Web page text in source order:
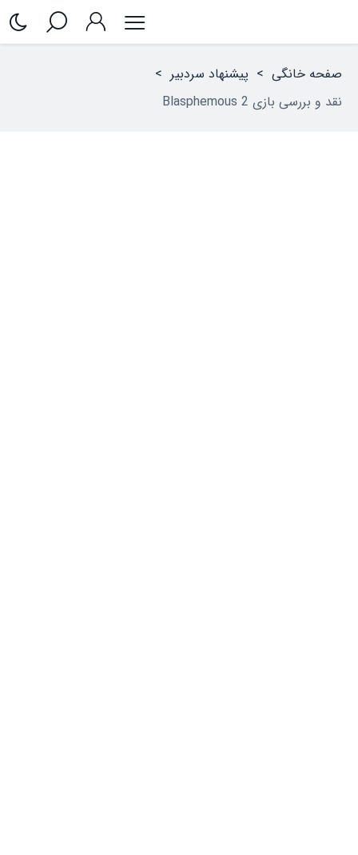
صفحه خانگی > پیشنهاد سردبیر >
نقد و بررسی بازی Blasphemous 2